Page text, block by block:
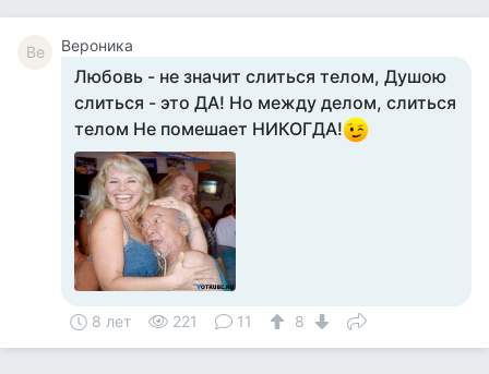
Ве Вероника
Любовь - не значит слиться телом, Душою
слиться - это ДА! Но между делом, слиться
телом Не помешает НИКОГДА!
8 лет 221 11 8